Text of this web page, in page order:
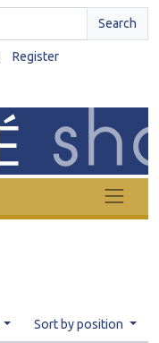
Search
Register
Sort by position